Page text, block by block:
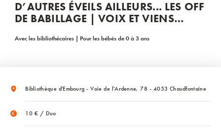
D’AUTRES ÉVEILS AILLEURS... LES OFF
DE BABILLAGE | VOIX ET VIENS…
Avec les bibliothécaires | Pour les bébés de 0 à 3 ans
Bibliothèque d'Embourg - Voie de l'Ardenne, 78 - 4053 Chaudfontaine
10 € / Duo